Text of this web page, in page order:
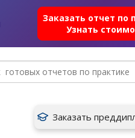
Заказать отчет по
Узнать
Заказать